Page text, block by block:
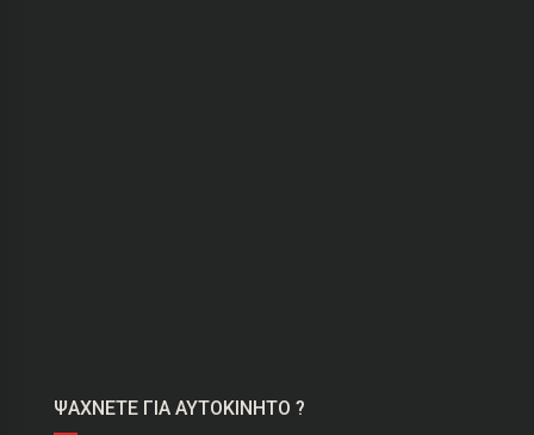
ΨΑΧΝΕΤΕ ΓΙΑ ΑΥΤΟΚΙΝΗΤΟ ?